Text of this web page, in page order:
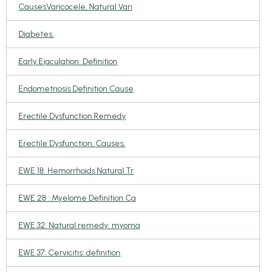
CausesVaricocele, Natural Vari
Diabetes.
Early Ejaculation: Definition
Endometriosis Definition Cause
Erectile Dysfunction Remedy
Erectile Dysfunction, Causes,
EWE 18: Hemorrhoids Natural Tr
EWE 28 : Myelome Definition Ca
EWE 32: Natural remedy: myoma
EWE 37: Cervicitis: definition